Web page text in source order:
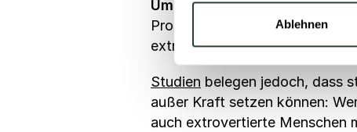
Ablehnen
Umgebungseinflüsse.
Probleme anzusprechen.
extrovertierte Personen viel
Studien belegen jedoch, dass
außer Kraft setzen können:
auch extrovertierte Menschen